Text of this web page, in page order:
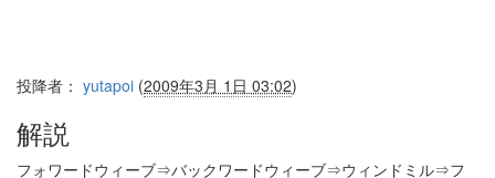
投降者： yutapoi (2009年3月 1日 03:02)
解説
フォワードウィーブ⇒バックワードウィーブ⇒ウィンドミル⇒フ